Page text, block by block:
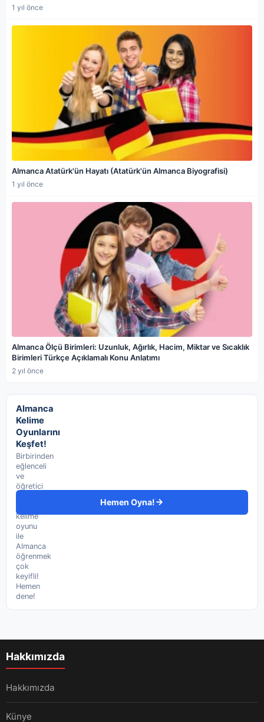
1 yıl önce
Almanca Atatürk'ün Hayatı (Atatürk'ün Almanca Biyografisi)
1 yıl önce
Almanca Ölçü Birimleri: Uzunluk, Ağırlık, Hacim, Miktar ve Sıcaklık
Birimleri Türkçe Açıklamalı Konu Anlatımı
2 yıl önce
Almanca
Kelime
Oyunlarını
Keşfet!
Birbirinden
eğlenceli
ve
öğretici
kelime
oyunu
ile
Almanca
öğrenmek
çok
keyifli!
Hemen
dene!
Hemen Oyna!
Hakkımızda
Hakkımızda
Künye